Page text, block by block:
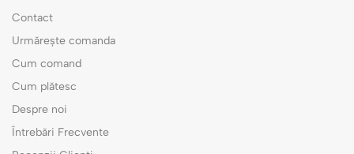
Contact
Urmărește comanda
Cum comand
Cum plătesc
Despre noi
Întrebări Frecvente